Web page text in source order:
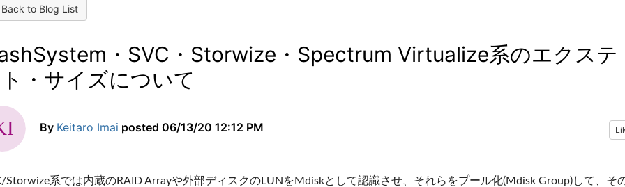
to Blog List
・SVC・Storwize・Spectrum Virtualize系のエクステ
・サイズについて
By Keitaro Imai posted 06/13/20 12:12 PM
Storwize系では内蔵のRAID Arrayや外部ディスクのLUNをMdiskとして認識させ、それらをプール化(Mdisk Group)して、そ